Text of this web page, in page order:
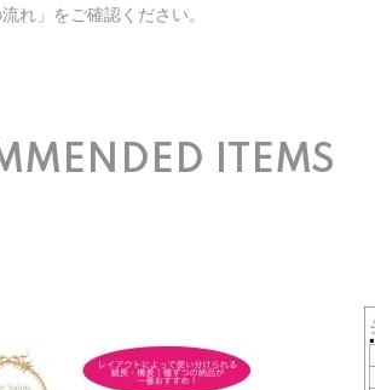
れ」をご確認ください。
ITEMS